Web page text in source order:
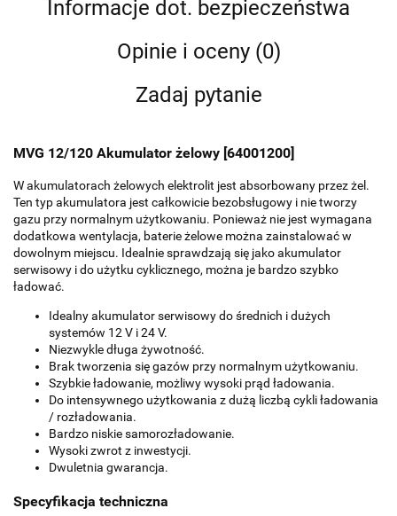
Informacje dot. bezpieczeństwa
Opinie i oceny (0)
Zadaj pytanie
MVG 12/120 Akumulator żelowy [64001200]
W akumulatorach żelowych elektrolit jest absorbowany przez żel.
Ten typ akumulatora jest całkowicie bezobsługowy i nie tworzy
gazu przy normalnym użytkowaniu. Ponieważ nie jest wymagana
dodatkowa wentylacja, baterie żelowe można zainstalować w
dowolnym miejscu. Idealnie sprawdzają się jako akumulator
serwisowy i do użytku cyklicznego, można je bardzo szybko
ładować.
Idealny akumulator serwisowy do średnich i dużych
systemów 12 V i 24 V.
Niezwykle długa żywotność.
Brak tworzenia się gazów przy normalnym użytkowaniu.
Szybkie ładowanie, możliwy wysoki prąd ładowania.
Do intensywnego użytkowania z dużą liczbą cykli ładowania
/ rozładowania.
Bardzo niskie samorozładowanie.
Wysoki zwrot z inwestycji.
Dwuletnia gwarancja.
Specyfikacja techniczna